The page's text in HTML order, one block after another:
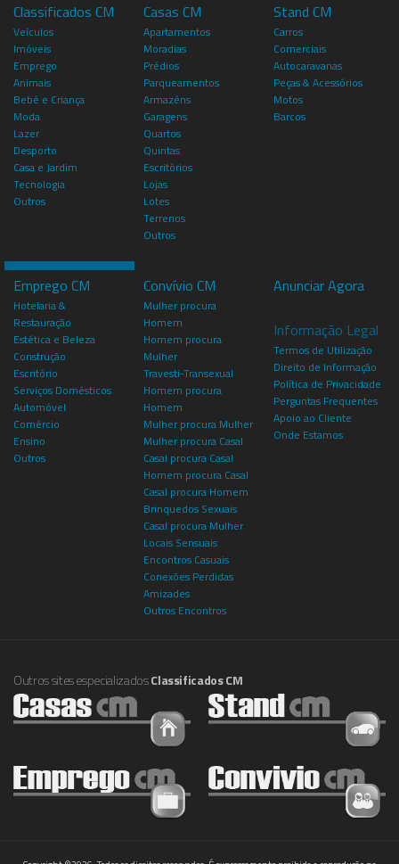
Classificados CM
Veículos
Imóveis
Emprego
Animais
Bebé e Criança
Moda
Lazer
Desporto
Casa e Jardim
Tecnologia
Outros
Casas CM
Apartamentos
Moradias
Prédios
Parqueamentos
Armazéns
Garagens
Quartos
Quintas
Escritórios
Lojas
Lotes
Terrenos
Outros
Stand CM
Carros
Comerciais
Autocaravanas
Peças & Acessórios
Motos
Barcos
Emprego CM
Hotelaria &
Restauração
Estética e Beleza
Construção
Escritório
Serviços Domésticos
Automóvel
Comércio
Ensino
Outros
Convívio CM
Mulher procura
Homem
Homem procura
Mulher
Travesti-Transexual
Homem procura
Homem
Mulher procura Mulher
Mulher procura Casal
Casal procura Casal
Homem procura Casal
Casal procura Homem
Brinquedos Sexuais
Casal procura Mulher
Locais Sensuais
Encontros Casuais
Conexões Perdidas
Amizades
Outros Encontros
Anunciar Agora
Informação Legal
Termos de Utilização
Direito de Informação
Política de Privacidade
Perguntas Frequentes
Apoio ao Cliente
Onde Estamos
Outros sites especializadosClassificados CM